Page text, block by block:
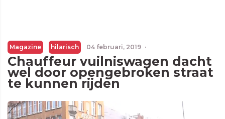
Magazine hilarisch 04 februari, 2019 ·
Chauffeur vuilniswagen dacht
wel door opengebroken straat
te kunnen rijden